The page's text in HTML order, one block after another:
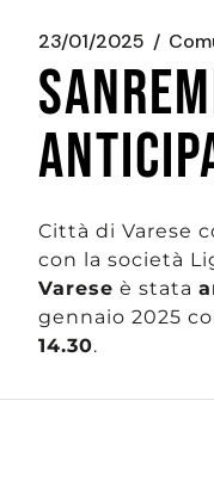
23/01/2025
Città di Varese
con la società
Varese è stata
gennaio 2025
14.30.